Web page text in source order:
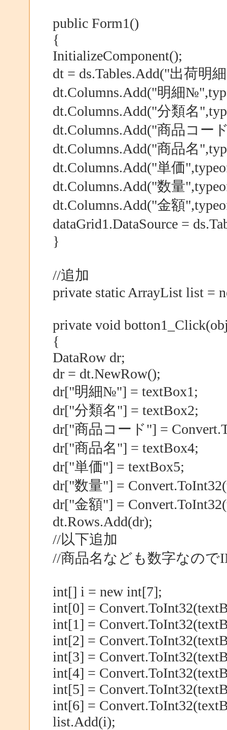
public Form1()
{
InitializeComponent();
dt = ds.Tables.Add("出荷明
dt.Columns.Add("明細
dt.Columns.Add("分類名
dt.Columns.Add("商品コー
dt.Columns.Add("商品名
dt.Columns.Add("単価
dt.Columns.Add("数量
dt.Columns.Add("金額
dataGrid1.DataSource =
}
//追加
private static ArrayList list =
private void
{
DataRow dr;
dr = dt.NewRow();
dr["明細№"] = textBox1;
dr["分類名"] = textBox2;
dr["商品コード"] =
dr["商品名"] = textBox4;
dr["単価"] = textBox5;
dr["数量"] =
dr["金額"] =
dt.Rows.Add(dr);
//以下追加
//商品名なども数字なので
int[] i = new int[7];
int[0] =
int[1] =
int[2] =
int[3] =
int[4] =
int[5] =
int[6] =
list.Add(i);